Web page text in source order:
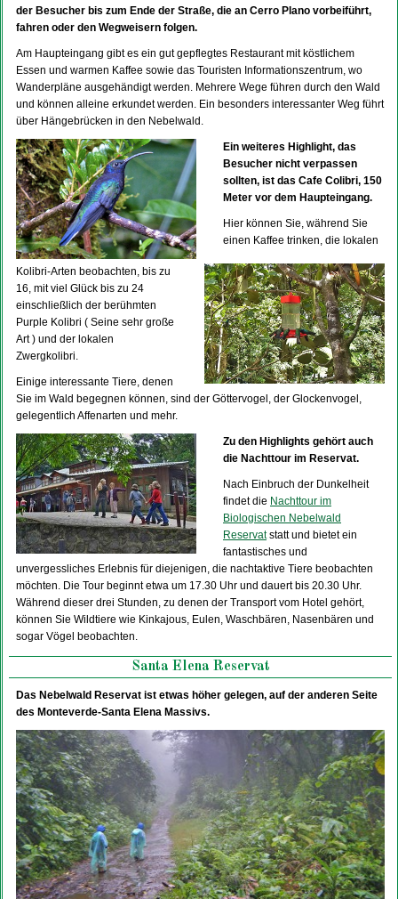
der Besucher bis zum Ende der Straße, die an Cerro Plano vorbeiführt,
fahren oder den Wegweisern folgen.
Am Haupteingang gibt es ein gut gepflegtes Restaurant mit köstlichem
Essen und warmen Kaffee sowie das Touristen Informationszentrum, wo
Wanderpläne ausgehändigt werden. Mehrere Wege führen durch den Wald
und können alleine erkundet werden. Ein besonders interessanter Weg führt
über Hängebrücken in den Nebelwald.
Ein weiteres Highlight, das
Besucher nicht verpassen
sollten, ist das Cafe Colibri, 150
Meter vor dem Haupteingang.
Hier können Sie, während Sie
einen Kaffee trinken, die lokalen
Kolibri-Arten beobachten, bis zu
16, mit viel Glück bis zu 24
einschließlich der berühmten
Purple Kolibri ( Seine sehr große
Art ) und der lokalen
Zwergkolibri.
Einige interessante Tiere, denen
Sie im Wald begegnen können, sind der Göttervogel, der Glockenvogel,
gelegentlich Affenarten und mehr.
Zu den Highlights gehört auch
die Nachttour im Reservat.
Nach Einbruch der Dunkelheit
findet die Nachttour im
Biologischen Nebelwald
Reservatstatt und bietet ein
fantastisches und
unvergessliches Erlebnis für diejenigen, die nachtaktive Tiere beobachten
möchten. Die Tour beginnt etwa um 17.30 Uhr und dauert bis 20.30 Uhr.
Während dieser drei Stunden, zu denen der Transport vom Hotel gehört,
können Sie Wildtiere wie Kinkajous, Eulen, Waschbären, Nasenbären und
sogar Vögel beobachten.
Santa Elena Reservat
Das Nebelwald Reservat ist etwas höher gelegen, auf der anderen Seite
des Monteverde-Santa Elena Massivs.